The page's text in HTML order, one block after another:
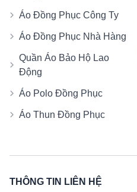
Áo Đồng Phục Công Ty
Áo Đồng Phục Nhà Hàng
Quần Áo Bảo Hộ Lao
Động
Áo Polo Đồng Phục
Áo Thun Đồng Phục
THÔNG TIN LIÊN HỆ